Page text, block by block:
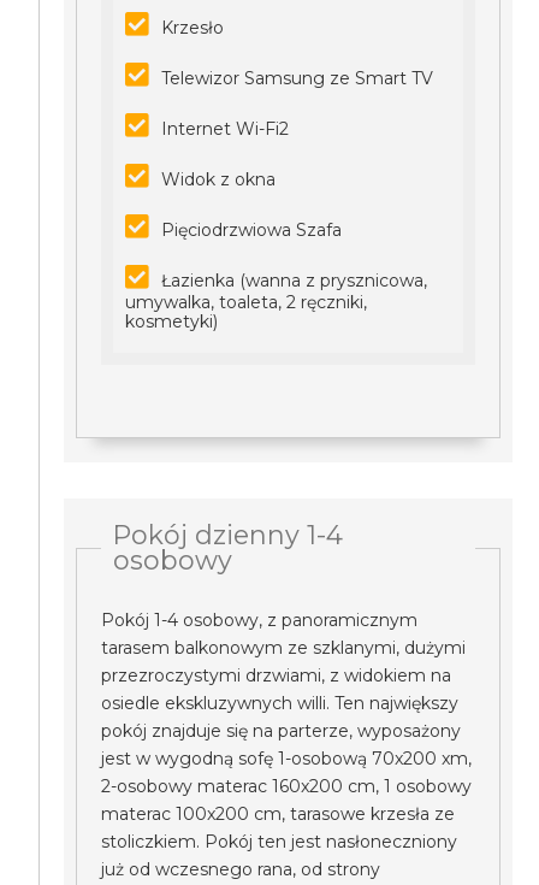
Krzesło
Telewizor Samsung ze Smart TV
Internet Wi-Fi2
Widok z okna
Pięciodrzwiowa Szafa
Łazienka (wanna z prysznicowa,
umywalka, toaleta, 2 ręczniki,
kosmetyki)
Pokój dzienny 1-4
osobowy
Pokój 1-4 osobowy, z panoramicznym
tarasem balkonowym ze szklanymi, dużymi
przezroczystymi drzwiami, z widokiem na
osiedle ekskluzywnych willi. Ten największy
pokój znajduje się na parterze, wyposażony
jest w wygodną sofę 1-osobową 70x200 xm,
2-osobowy materac 160x200 cm, 1 osobowy
materac 100x200 cm, tarasowe krzesła ze
stoliczkiem. Pokój ten jest nasłoneczniony
już od wczesnego rana, od strony